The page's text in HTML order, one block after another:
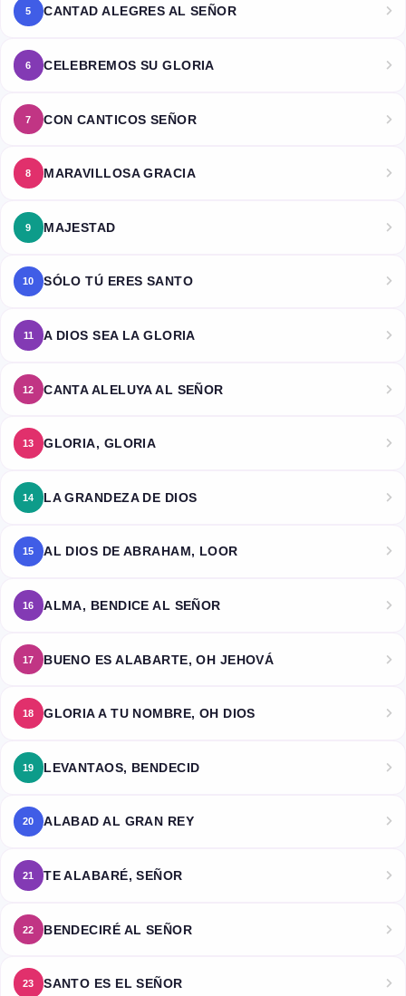
5 CANTAD ALEGRES AL SEÑOR
6 CELEBREMOS SU GLORIA
7 CON CANTICOS SEÑOR
8 MARAVILLOSA GRACIA
9 MAJESTAD
10 SÓLO TÚ ERES SANTO
11 A DIOS SEA LA GLORIA
12 CANTA ALELUYA AL SEÑOR
13 GLORIA, GLORIA
14 LA GRANDEZA DE DIOS
15 AL DIOS DE ABRAHAM, LOOR
16 ALMA, BENDICE AL SEÑOR
17 BUENO ES ALABARTE, OH JEHOVÁ
18 GLORIA A TU NOMBRE, OH DIOS
19 LEVANTAOS, BENDECID
20 ALABAD AL GRAN REY
21 TE ALABARÉ, SEÑOR
22 BENDECIRÉ AL SEÑOR
23 SANTO ES EL SEÑOR